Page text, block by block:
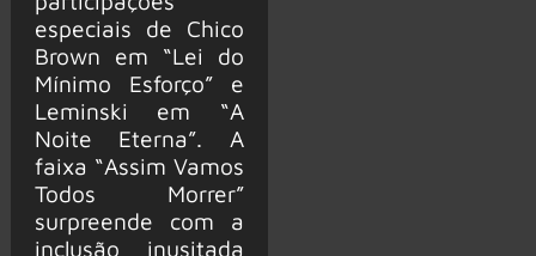
especiais de Chico
Brown em “Lei do
Mínimo Esforço” e
Leminski em “A
Noite Eterna”. A
faixa “Assim Vamos
Todos Morrer”
surpreende com a
inclusão inusitada